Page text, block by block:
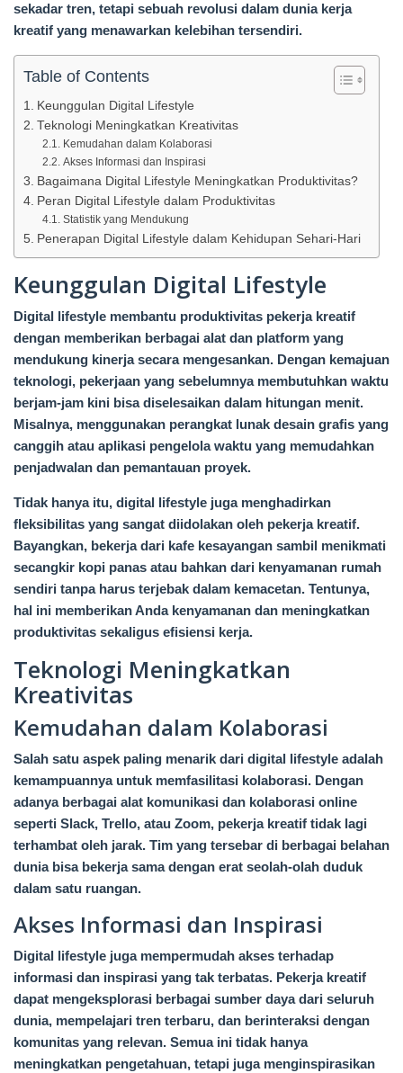
sekadar tren, tetapi sebuah revolusi dalam dunia kerja
kreatif yang menawarkan kelebihan tersendiri.
Table of Contents
Keunggulan Digital Lifestyle
Teknologi Meningkatkan Kreativitas
Kemudahan dalam Kolaborasi
Akses Informasi dan Inspirasi
Bagaimana Digital Lifestyle Meningkatkan Produktivitas?
Peran Digital Lifestyle dalam Produktivitas
Statistik yang Mendukung
Penerapan Digital Lifestyle dalam Kehidupan Sehari-Hari
Keunggulan Digital Lifestyle
Digital lifestyle membantu produktivitas pekerja kreatif
dengan memberikan berbagai alat dan platform yang
mendukung kinerja secara mengesankan. Dengan kemajuan
teknologi, pekerjaan yang sebelumnya membutuhkan waktu
berjam-jam kini bisa diselesaikan dalam hitungan menit.
Misalnya, menggunakan perangkat lunak desain grafis yang
canggih atau aplikasi pengelola waktu yang memudahkan
penjadwalan dan pemantauan proyek.
Tidak hanya itu, digital lifestyle juga menghadirkan
fleksibilitas yang sangat diidolakan oleh pekerja kreatif.
Bayangkan, bekerja dari kafe kesayangan sambil menikmati
secangkir kopi panas atau bahkan dari kenyamanan rumah
sendiri tanpa harus terjebak dalam kemacetan. Tentunya,
hal ini memberikan Anda kenyamanan dan meningkatkan
produktivitas sekaligus efisiensi kerja.
Teknologi Meningkatkan
Kreativitas
Kemudahan dalam Kolaborasi
Salah satu aspek paling menarik dari digital lifestyle adalah
kemampuannya untuk memfasilitasi kolaborasi. Dengan
adanya berbagai alat komunikasi dan kolaborasi online
seperti Slack, Trello, atau Zoom, pekerja kreatif tidak lagi
terhambat oleh jarak. Tim yang tersebar di berbagai belahan
dunia bisa bekerja sama dengan erat seolah-olah duduk
dalam satu ruangan.
Akses Informasi dan Inspirasi
Digital lifestyle juga mempermudah akses terhadap
informasi dan inspirasi yang tak terbatas. Pekerja kreatif
dapat mengeksplorasi berbagai sumber daya dari seluruh
dunia, mempelajari tren terbaru, dan berinteraksi dengan
komunitas yang relevan. Semua ini tidak hanya
meningkatkan pengetahuan, tetapi juga menginspirasikan